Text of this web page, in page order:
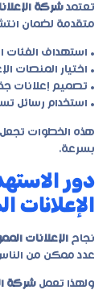
تعتمدشركة
متقدمة لضمان
• استهداف الفئات
• اختيار المنصات
• تصميم إعلانات
• استخدام رسائل
هذه الخطوات تجعل
بسرعة.
دور
الإعلانات
نجاح الإعلانات
عدد ممكن من
ولهذا تعمل شركة